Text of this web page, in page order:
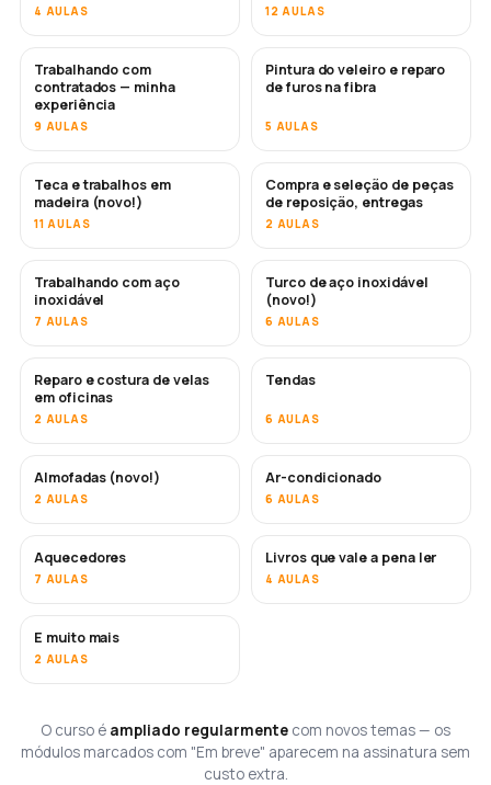
4 AULAS 12 AULAS
EM BREVE
Trabalhando com
contratados — minha
experiência
9 AULAS
EM BREVE
Pintura do veleiro e reparo
de furos na fibra
5 AULAS
Teca e trabalhos em
madeira (novo!)
11 AULAS
EM BREVE
Compra e seleção de peças
de reposição, entregas
2 AULAS
EM BREVE
Trabalhando com aço
inoxidável
7 AULAS
Turco de aço inoxidável
(novo!)
6 AULAS
EM BREVE
Reparo e costura de velas
em oficinas
2 AULAS
Tendas
6 AULAS
Almofadas (novo!)
2 AULAS
EM BREVE
Ar-condicionado
6 AULAS
EM BREVE
Aquecedores
7 AULAS
EM BREVE
Livros que vale a pena ler
4 AULAS
EM BREVE
E muito mais
2 AULAS
O curso é ampliado regularmente com novos temas — os
módulos marcados com "Em breve" aparecem na assinatura sem
custo extra.